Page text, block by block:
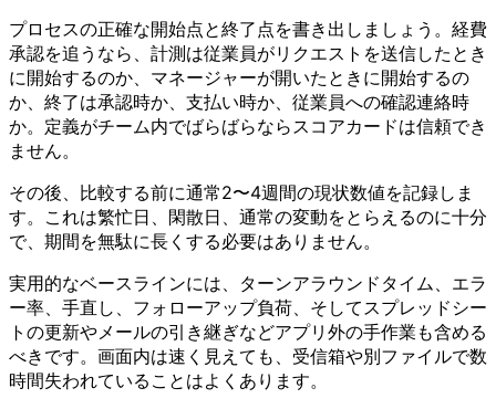
プロセスの正確な開始点と終了点を書き出しましょう。経費
承認を追うなら、計測は従業員がリクエストを送信したとき
に開始するのか、マネージャーが開いたときに開始するの
か、終了は承認時か、支払い時か、従業員への確認連絡時
か。定義がチーム内でばらばらならスコアカードは信頼でき
ません。
その後、比較する前に通常2〜4週間の現状数値を記録しま
す。これは繁忙日、閑散日、通常の変動をとらえるのに十分
で、期間を無駄に長くする必要はありません。
実用的なベースラインには、ターンアラウンドタイム、エラ
ー率、手直し、フォローアップ負荷、そしてスプレッドシー
トの更新やメールの引き継ぎなどアプリ外の手作業も含める
べきです。画面内は速く見えても、受信箱や別ファイルで数
時間失われていることはよくあります。